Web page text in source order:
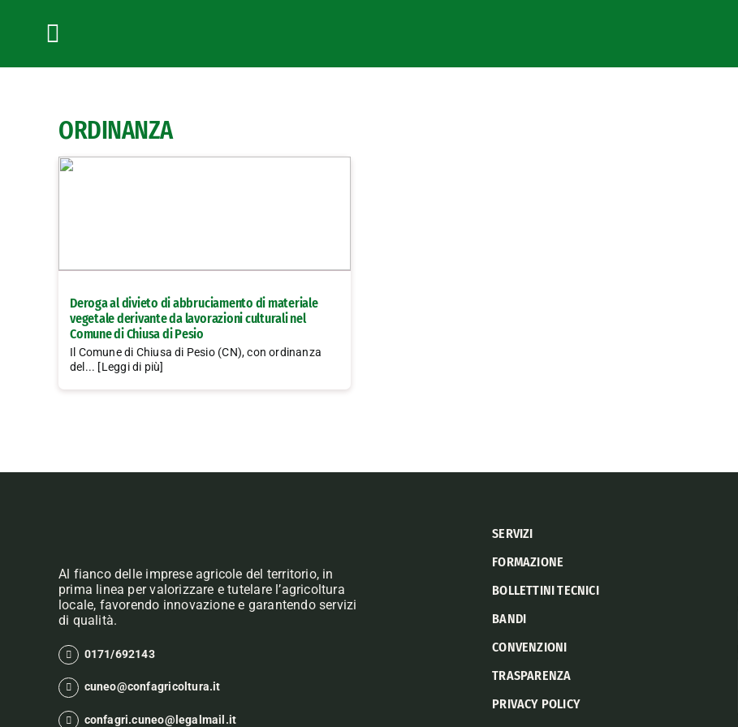
Toggle
Navigation
ORDINANZA
Deroga al divieto di abbruciamento di materiale
vegetale derivante da lavorazioni culturali nel
Comune di Chiusa di Pesio
Il Comune di Chiusa di Pesio (CN), con ordinanza
del... [Leggi di più]
Al fianco delle imprese agricole del territorio, in
prima linea per valorizzare e tutelare l’agricoltura
locale, favorendo innovazione e garantendo servizi
di qualità.
0171/692143
cuneo@confagricoltura.it
confagri.cuneo@legalmail.it
SERVIZI
FORMAZIONE
BOLLETTINI TECNICI
BANDI
CONVENZIONI
TRASPARENZA
PRIVACY POLICY